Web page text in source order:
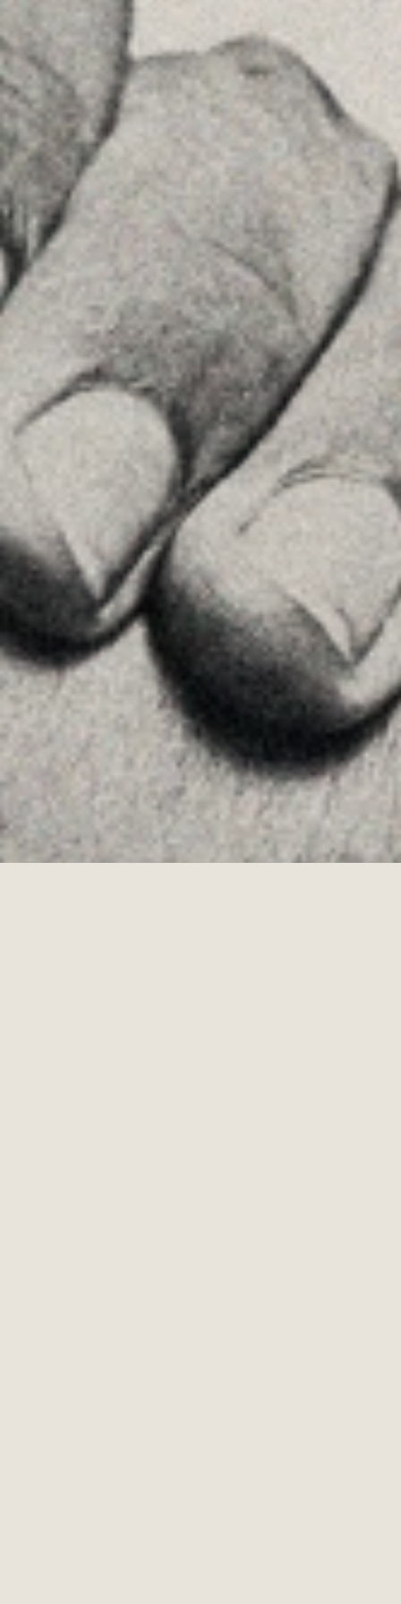
Príncipe de Vergara, 108 , 5ª planta
28002 , Madrid
+34 915759925
Veure a Google Maps
MENU
Inici
Equipo
Assessorament
Insights
SEGUEIX-NOS
Linkedin
Instagram
Allyon — Barcelona, Spain
Copyrights © 2026 AVÍS LEGAL
POLÍTICA DE COOKIES·POLÍTICA DE PRIVACITAT·